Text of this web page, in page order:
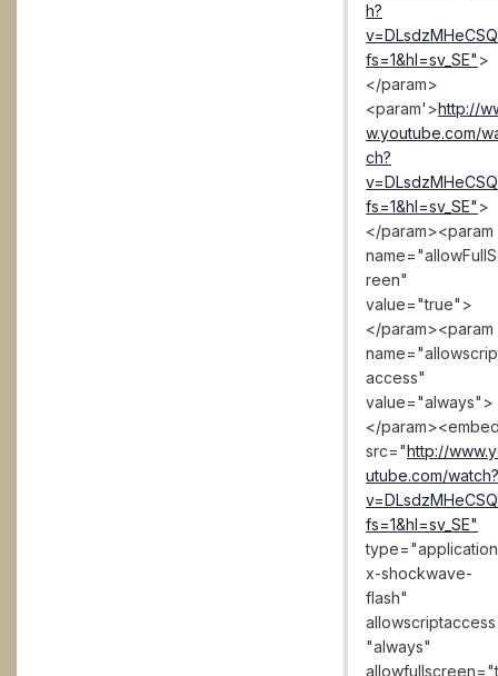
h?
fs=1&hl=sv_SE" >
</param>
<param'>http://
w.youtube.com/
ch?
fs=1&hl=sv_SE" >
</param><param
reen"
value="true">
</param><param
access"
value="always">
</
src="http://
utube.com/watch?
fs=1&hl=sv_SE"
x-shockwave-
flash"
"always"